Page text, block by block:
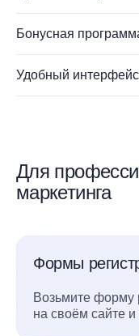
Бонусная
Удобный интерфейс
Для
маркетинга
Формы
Возьмите форму
на своём сайте и